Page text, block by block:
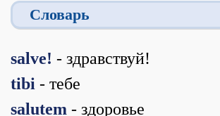
Словарь
salve! - здравствуй!
tibi - тебе
salutem - здоровье